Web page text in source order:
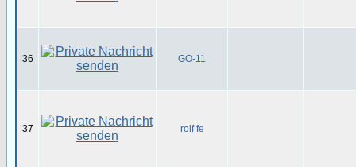
36 GO-11
37 rolf fe